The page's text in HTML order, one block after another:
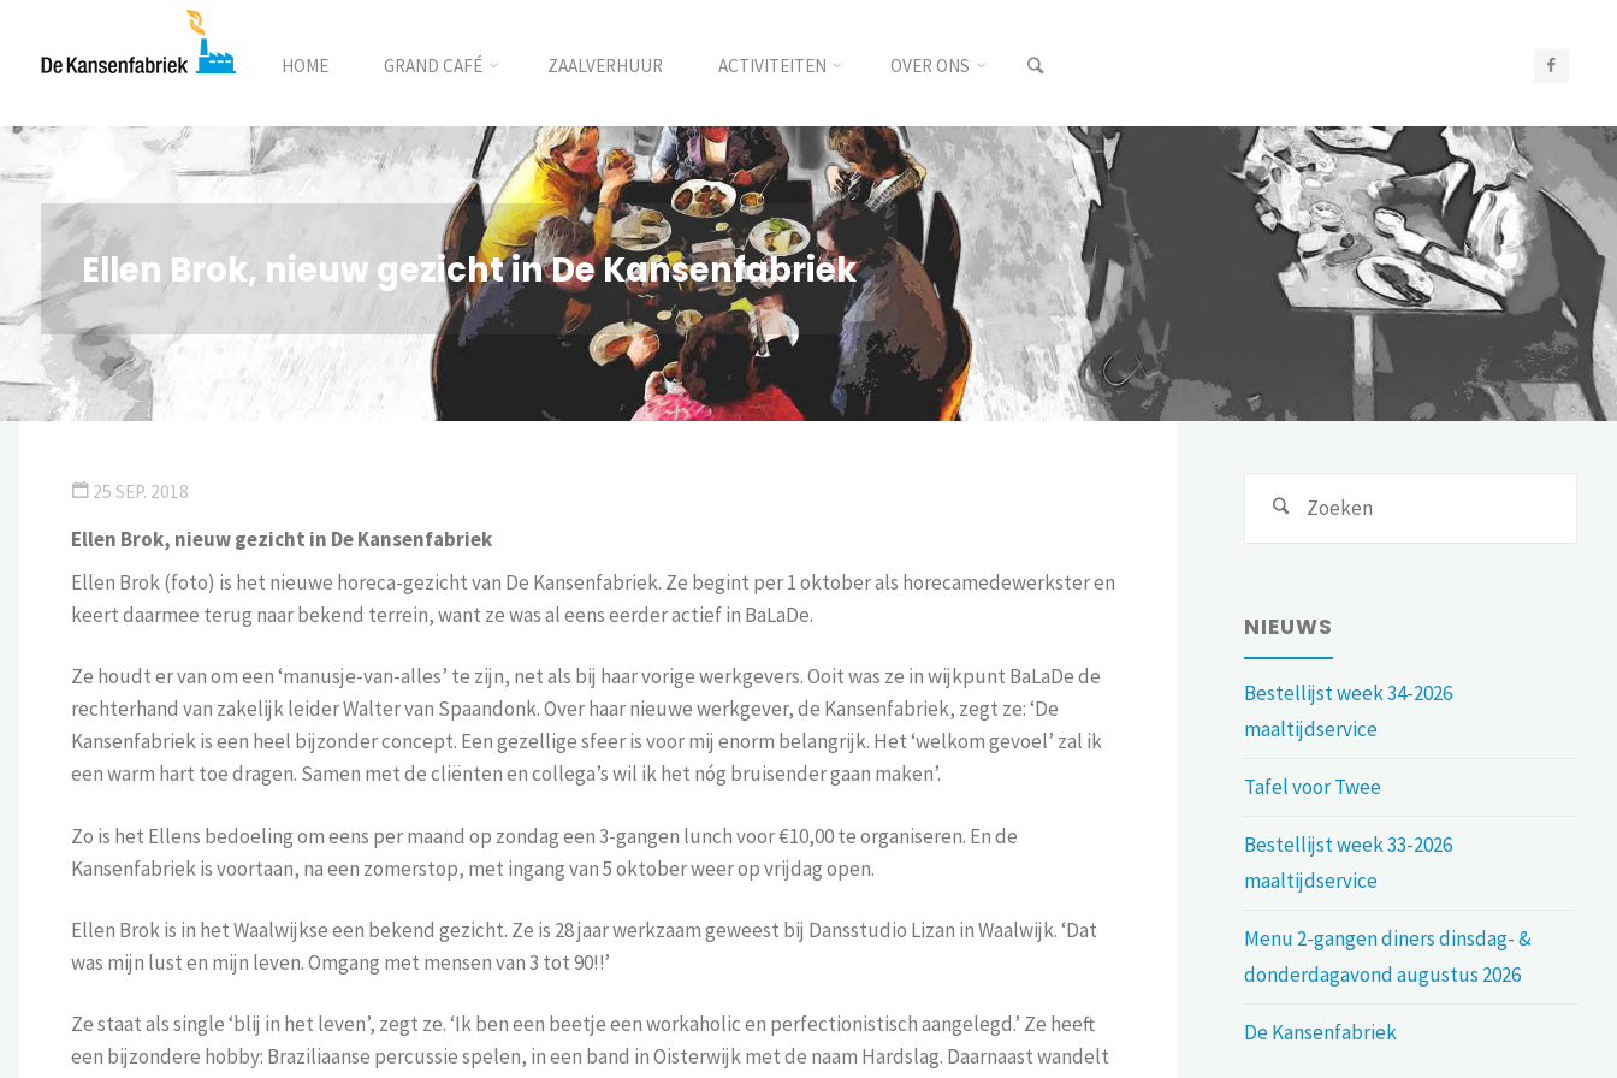
HOME GRAND CAFÉ ZAALVERHUUR ACTIVITEITEN OVER ONS
Ellen Brok, nieuw gezicht in De Kansenfabriek
25 SEP. 2018
Ellen Brok, nieuw gezicht in De Kansenfabriek
Ellen Brok (foto) is het nieuwe horeca-gezicht van De Kansenfabriek. Ze begint per 1 oktober als horecamedewerkster en
keert daarmee terug naar bekend terrein, want ze was al eens eerder actief in BaLaDe.
Ze houdt er van om een ‘manusje-van-alles’ te zijn, net als bij haar vorige werkgevers. Ooit was ze in wijkpunt BaLaDe de
rechterhand van zakelijk leider Walter van Spaandonk. Over haar nieuwe werkgever, de Kansenfabriek, zegt ze: ‘De
Kansenfabriek is een heel bijzonder concept. Een gezellige sfeer is voor mij enorm belangrijk. Het ‘welkom gevoel’ zal ik
een warm hart toe dragen. Samen met de cliënten en collega’s wil ik het nóg bruisender gaan maken’.
Zo is het Ellens bedoeling om eens per maand op zondag een 3-gangen lunch voor €10,00 te organiseren. En de
Kansenfabriek is voortaan, na een zomerstop, met ingang van 5 oktober weer op vrijdag open.
Ellen Brok is in het Waalwijkse een bekend gezicht. Ze is 28 jaar werkzaam geweest bij Dansstudio Lizan in Waalwijk. ‘Dat
was mijn lust en mijn leven. Omgang met mensen van 3 tot 90!!’
Ze staat als single ‘blij in het leven’, zegt ze. ‘Ik ben een beetje een workaholic en perfectionistisch aangelegd.’ Ze heeft
een bijzondere hobby: Braziliaanse percussie spelen, in een band in Oisterwijk met de naam Hardslag. Daarnaast wandelt
NIEUWS
Bestellijst week 34-2026
maaltijdservice
Tafel voor Twee
Bestellijst week 33-2026
maaltijdservice
Menu 2-gangen diners dinsdag- &
donderdagavond augustus 2026
De Kansenfabriek